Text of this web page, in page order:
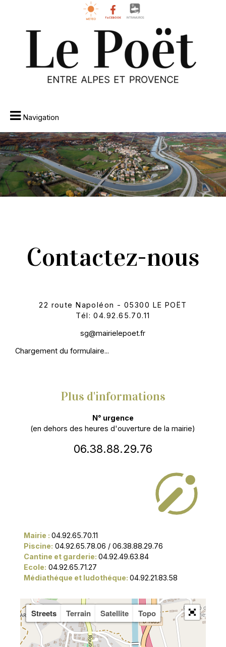
Navigation
Contactez-nous
22 route Napoléon - 05300 LE POËT
Tél: 04.92.65.70.11
sg@mairielepoet.fr
Chargement du formulaire...
Plus d'informations
N° urgence
(en dehors des heures d'ouverture de la mairie)
06.38.88.29.76
Mairie :04.92.65.70.11
Piscine: 04.92.65.78.06 / 06.38.88.29.76
Cantine et garderie: 04.92.49.63.84
Ecole: 04.92.65.71.27
Médiathéque et ludothéque: 04.92.21.83.58
Streets Terrain Satellite Topo